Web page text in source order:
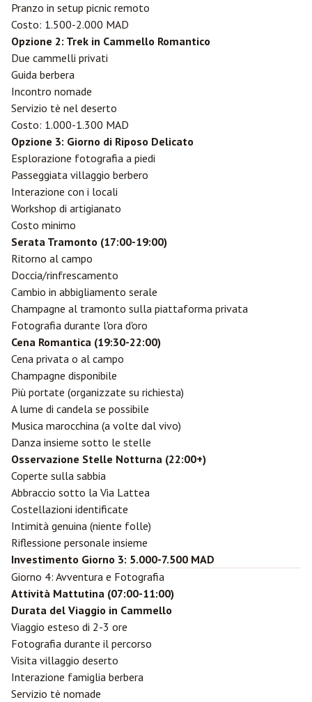
Pranzo in setup picnic remoto
Costo: 1.500-2.000 MAD
Opzione 2: Trek in Cammello Romantico
Due cammelli privati
Guida berbera
Incontro nomade
Servizio tè nel deserto
Costo: 1.000-1.300 MAD
Opzione 3: Giorno di Riposo Delicato
Esplorazione fotografia a piedi
Passeggiata villaggio berbero
Interazione con i locali
Workshop di artigianato
Costo minimo
Serata Tramonto (17:00-19:00)
Ritorno al campo
Doccia/rinfrescamento
Cambio in abbigliamento serale
Champagne al tramonto sulla piattaforma privata
Fotografia durante l'ora d'oro
Cena Romantica (19:30-22:00)
Cena privata o al campo
Champagne disponibile
Più portate (organizzate su richiesta)
A lume di candela se possibile
Musica marocchina (a volte dal vivo)
Danza insieme sotto le stelle
Osservazione Stelle Notturna (22:00+)
Coperte sulla sabbia
Abbraccio sotto la Via Lattea
Costellazioni identificate
Intimità genuina (niente folle)
Riflessione personale insieme
Investimento Giorno 3: 5.000-7.500 MAD
Giorno 4: Avventura e Fotografia
Attività Mattutina (07:00-11:00)
Durata del Viaggio in Cammello
Viaggio esteso di 2-3 ore
Fotografia durante il percorso
Visita villaggio deserto
Interazione famiglia berbera
Servizio tè nomade